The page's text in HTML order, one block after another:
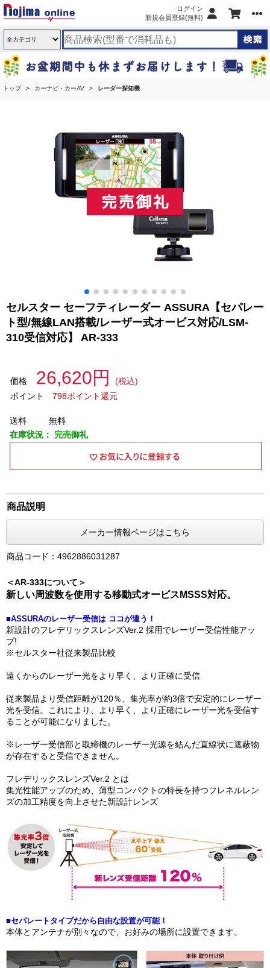
ログイン
新規会員登録(無料)
トップ カーナビ・カーAV レーダー探知機
セルスター セーフティレーダー ASSURA【セパレー
ト型/無線LAN搭載/レーザー式オービス対応/LSM-
310受信対応】 AR-333
価格 26,620円
(税込)
ポイント
798ポイント還元
送料
無料
在庫状況： 完売御礼
商品説明
メーカー情報ページはこちら
商品コード：4962886031287
＜AR-333について＞
新しい周波数を使用する移動式オービスMSSS対応。
■ASSURAのレーザー受信は ココが違う！
新設計のフレデリックスレンズVer.2 採用でレーザー受信性能アッ
プ!
※セルスター社従来製品比較
遠くからのレーザー光をより早く、より正確に受信
従来製品より受信距離が120％、集光率が約3倍で安定的にレーザー
光を受信。これにより、より早く、より正確にレーザー光を受信す
ることが可能になりました。
※レーザー受信部と取締機のレーザー光源を結んだ直線状に遮蔽物
が存在すると受信できません。
フレデリックスレンズVer.2 とは
集光性能アップのため、薄型コンパクトの特長を持つフレネルレン
ズの加工精度を向上させた新設計レンズ
■セパレートタイプだから自由な設置が可能！
本体とアンテナが別々なので、お好みの場所に設置できます。